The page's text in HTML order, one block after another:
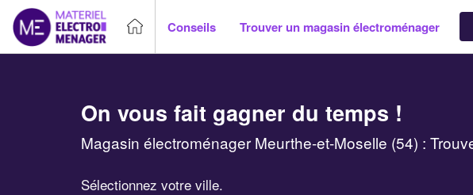
Conseils Trouver un magasin électroménager
On vous fait gagner du temps !
Magasin électroménager Meurthe-et-Moselle (54) :
Sélectionnez votre ville.